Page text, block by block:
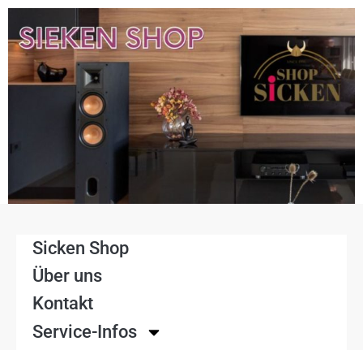
Sicken Shop
Über uns
Kontakt
Service-Infos